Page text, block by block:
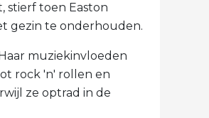
stierf toen Easton
gezin te onderhouden.
muziekinvloeden
rock 'n' rollen en
ze optrad in de